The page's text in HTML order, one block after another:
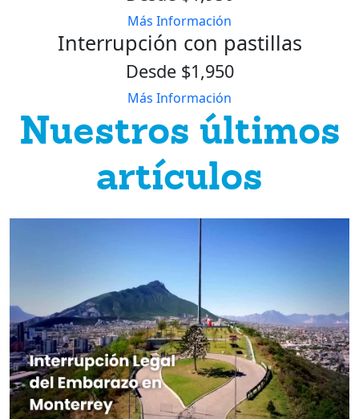
Más Información
Interrupción con pastillas
Desde $1,950
Más Información
Nuestros últimos
artículos